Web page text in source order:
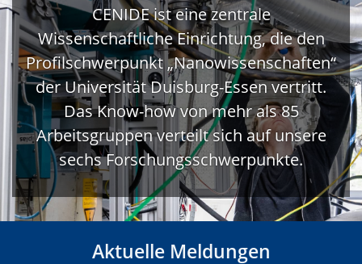
CENIDE ist eine zentrale
Wissenschaftliche Einrichtung, die den
Profilschwerpunkt „Nanowissenschaften“
der Universität Duisburg-Essen vertritt.
Das Know-how von mehr als 85
Arbeitsgruppen verteilt sich auf unsere
sechs Forschungsschwerpunkte.
Aktuelle Meldungen